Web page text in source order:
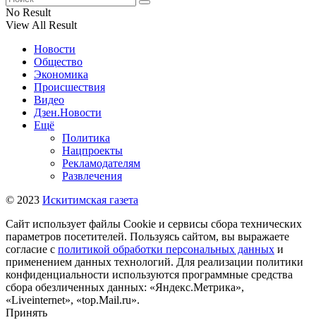
No Result
View All Result
Новости
Общество
Экономика
Происшествия
Видео
Дзен.Новости
Ещё
Политика
Нацпроекты
Рекламодателям
Развлечения
© 2023 Искитимская газета
Сайт использует файлы Cookie и сервисы сбора технических
параметров посетителей. Пользуясь сайтом, вы выражаете
согласие с политикой обработки персональных данных и
применением данных технологий. Для реализации политики
конфиденциальности используются программные средства
сбора обезличенных данных: «Яндекс.Метрика»,
«Liveinternet», «top.Mail.ru».
Принять